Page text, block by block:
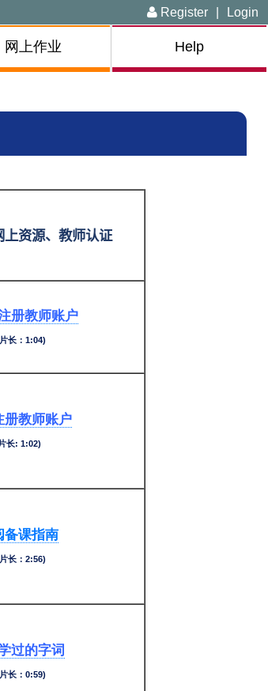
Register | Login
网上作业 Help
上资源、教师认证
册教师账户
片长：1:04)
册教师账户
长: 1:02)
备课指南
片长：2:56)
过的字词
片长：0:59)